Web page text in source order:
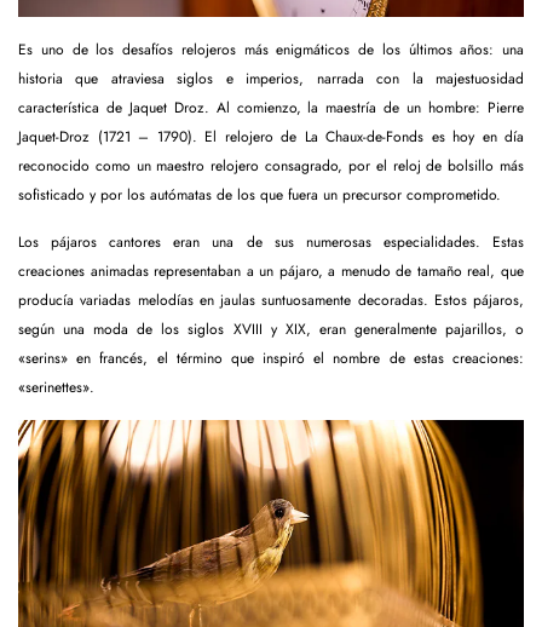
Es uno de los desafíos relojeros más enigmáticos de los últimos años: una
historia que atraviesa siglos e imperios, narrada con la majestuosidad
característica de Jaquet Droz. Al comienzo, la maestría de un hombre: Pierre
Jaquet-Droz (1721 – 1790). El relojero de La Chaux-de-Fonds es hoy en día
reconocido como un maestro relojero consagrado, por el reloj de bolsillo más
sofisticado y por los autómatas de los que fuera un precursor comprometido.
Los pájaros cantores eran una de sus numerosas especialidades. Estas
creaciones animadas representaban a un pájaro, a menudo de tamaño real, que
producía variadas melodías en jaulas suntuosamente decoradas. Estos pájaros,
según una moda de los siglos XVIII y XIX, eran generalmente pajarillos, o
«serins» en francés, el término que inspiró el nombre de estas creaciones:
«serinettes».